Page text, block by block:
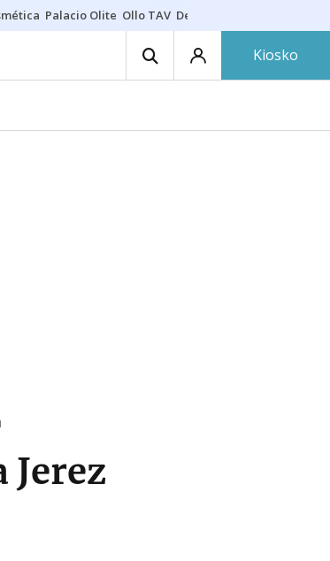
Palacio Olite Ollo TAV Derrama vecinos
Kiosko
Jerez